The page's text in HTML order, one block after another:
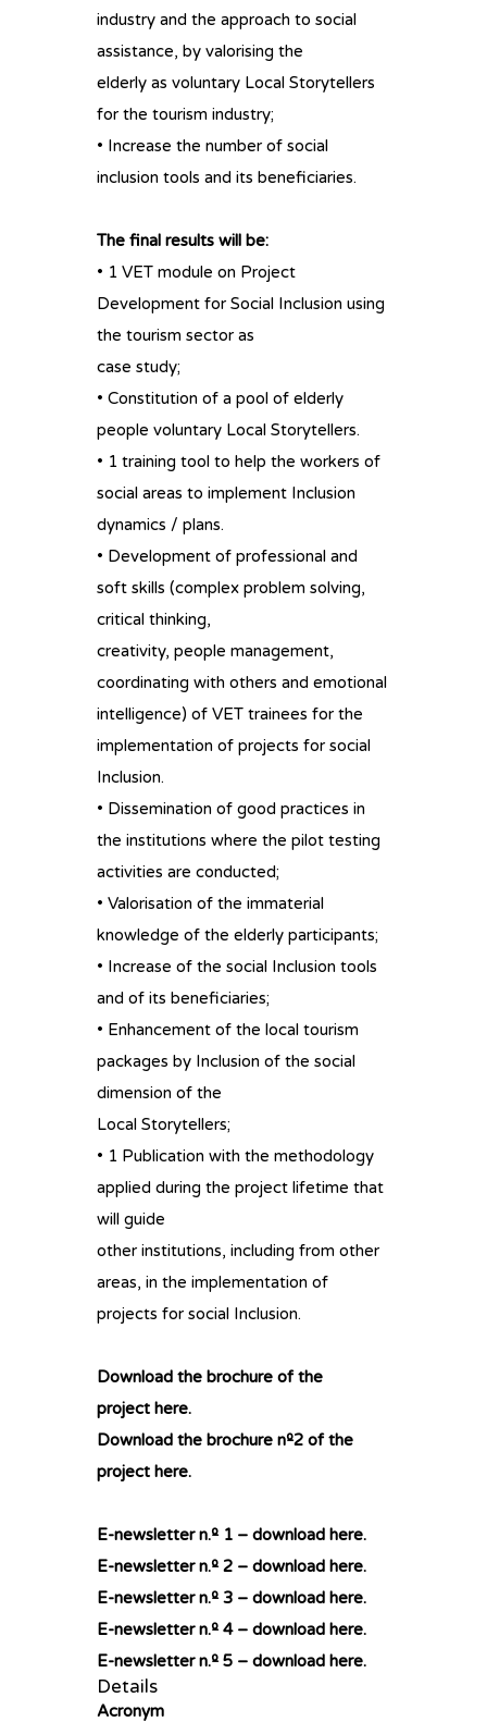
industry and the approach to social
assistance, by valorising the
elderly as voluntary Local Storytellers
for the tourism industry;
• Increase the number of social
inclusion tools and its beneficiaries.
The final results will be:
• 1 VET module on Project
Development for Social Inclusion using
the tourism sector as
case study;
• Constitution of a pool of elderly
people voluntary Local Storytellers.
• 1 training tool to help the workers of
social areas to implement Inclusion
dynamics / plans.
• Development of professional and
soft skills (complex problem solving,
critical thinking,
creativity, people management,
coordinating with others and emotional
intelligence) of VET trainees for the
implementation of projects for social
Inclusion.
• Dissemination of good practices in
the institutions where the pilot testing
activities are conducted;
• Valorisation of the immaterial
knowledge of the elderly participants;
• Increase of the social Inclusion tools
and of its beneficiaries;
• Enhancement of the local tourism
packages by Inclusion of the social
dimension of the
Local Storytellers;
• 1 Publication with the methodology
applied during the project lifetime that
will guide
other institutions, including from other
areas, in the implementation of
projects for social Inclusion.
Download the brochure of the
project here.
Download the brochure nº2 of the
project here.
E-newsletter n.º 1 – download here.
E-newsletter n.º 2 – download here.
E-newsletter n.º 3 – download here.
E-newsletter n.º 4 – download here.
E-newsletter n.º 5 – download here.
Details
Acronym